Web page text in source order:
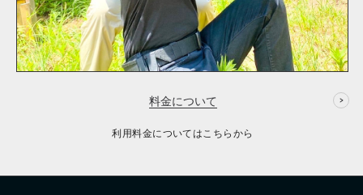
料金について
利用料金についてはこちらから